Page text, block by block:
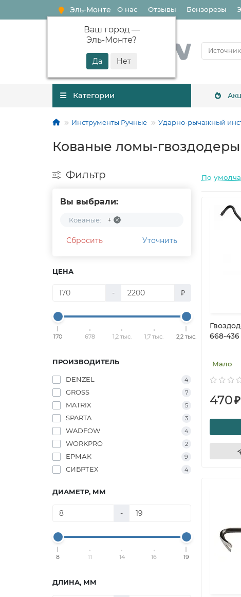
Эль-Монте
Ваш город —
Эль-Монте?
О нас Отзывы Бензорезы
Категории
Инструменты Ручные Ударно-рычажный
Кованые ломы-гвоздодеры
Фильтр
Вы выбрали:
Кованые: +
Сбросить Уточнить
ЦЕНА
- ₽
170 678 1,2 тыс. 1,7 тыс. 2,2 тыс.
ПРОИЗВОДИТЕЛЬ
DENZEL 4
GROSS 7
MATRIX 5
SPARTA 3
WADFOW 4
WORKPRO 2
ЕРМАК 9
СИБРТЕХ 4
ДИАМЕТР, ММ
-
8 11 14 16 19
ДЛИНА, ММ
По
668-436
Мало
470₽